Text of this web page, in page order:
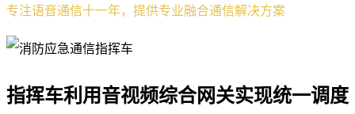
专注语音通信十一年，提供专业融合通信解决方案
指挥车利用音视频综合网关实现统一调度